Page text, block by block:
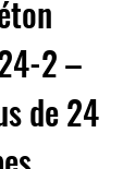
2 –
de 24